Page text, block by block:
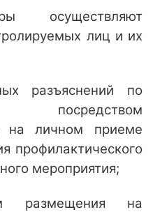
осуществляют
лиц и их
разъяснений по
на личном приеме
профилактического
мероприятия;
размещения на